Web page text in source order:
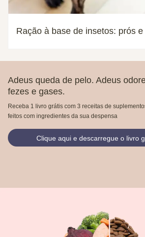
Ração à base de insetos: prós
Adeus queda de pelo. Adeus
fezes e gases.
Receba 1 livro grátis com 3 receitas de
feitos com ingredientes da sua despensa
Clique aqui e descarregue o livro